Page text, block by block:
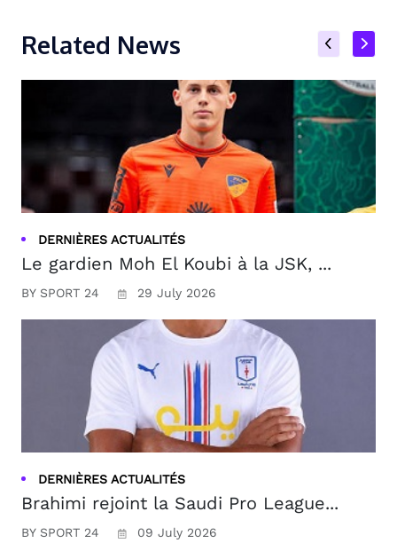
Related News
DERNIÈRES ACTUALITÉS
Le gardien Moh El Koubi à la JSK, ...
BY SPORT 24 29 July 2026
DERNIÈRES ACTUALITÉS
Brahimi rejoint la Saudi Pro League...
BY SPORT 24 09 July 2026